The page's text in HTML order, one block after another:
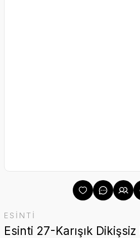
ESİNTİ
Esinti 27-Karışık